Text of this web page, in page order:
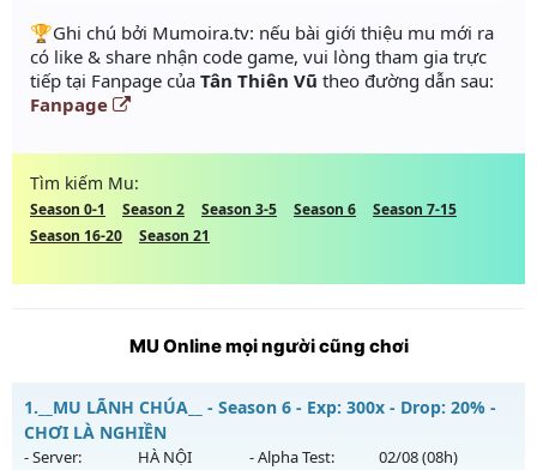
️🏆Ghi chú bởi Mumoira.tv: nếu bài giới thiệu mu mới ra
có like & share nhận code game, vui lòng tham gia trực
tiếp tại Fanpage của Tân Thiên Vũ theo đường dẫn sau:
Fanpage
Tìm kiếm Mu:
Season 0-1 Season 2 Season 3-5 Season 6
Season 7-15
Season 16-20
Season 21
MU Online mọi người cũng chơi
1. __MU LÃNH CHÚA__ - Season 6 - Exp: 300x - Drop: 20% -
CHƠI LÀ NGHIỀN
- Server: HÀ NỘI - Alpha Test: 02/08(08h)